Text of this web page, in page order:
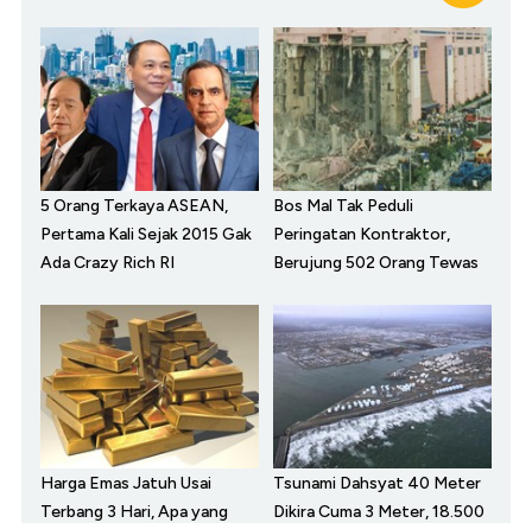
5 Orang Terkaya ASEAN,
Pertama Kali Sejak 2015 Gak
Ada Crazy Rich RI
Bos Mal Tak Peduli
Peringatan Kontraktor,
Berujung 502 Orang Tewas
Harga Emas Jatuh Usai
Terbang 3 Hari, Apa yang
Tsunami Dahsyat 40 Meter
Dikira Cuma 3 Meter, 18.500